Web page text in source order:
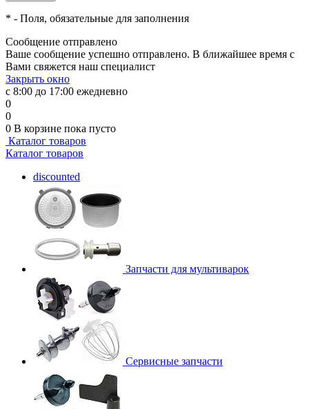
* - Поля, обязательные для заполнения
Сообщение отправлено
Ваше сообщение успешно отправлено. В ближайшее время с
Вами свяжется наш специалист
Закрыть окно
с 8:00 до 17:00 ежедневно
0
0
0 В корзине пока пусто
Каталог товаров
Каталог товаров
discounted
Запчасти для мультиварок
Сервисные запчасти